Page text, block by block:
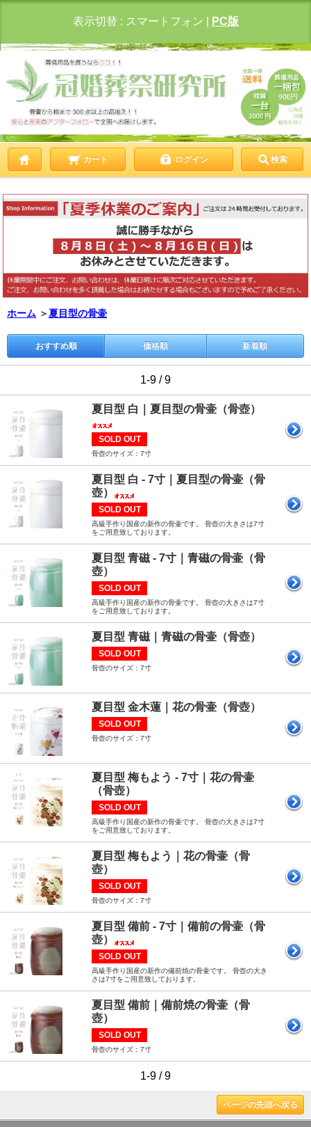
表示切替 : スマートフォン PC版
カート ログイン 検索
ホーム ＞夏目型の骨壷
おすすめ順 価格順 新着順
1-9 / 9
夏目型 白｜夏目型の骨壷（骨壺）
SOLD OUT
骨壺のサイズ：7寸
夏目型 白 - 7寸｜夏目型の骨壷（骨
壺）
SOLD OUT
高級手作り国産の新作の骨壷です。 骨壺の大きさは7寸
をご用意致しております。
夏目型 青磁 - 7寸｜青磁の骨壷（骨
壺）
SOLD OUT
高級手作り国産の新作の骨壷です。 骨壺の大きさは7寸
をご用意致しております。
夏目型 青磁｜青磁の骨壷（骨壺）
SOLD OUT
骨壺のサイズ：7寸
夏目型 金木蓮｜花の骨壷（骨壺）
SOLD OUT
骨壺のサイズ：7寸
夏目型 梅もよう - 7寸｜花の骨壷
（骨壺）
SOLD OUT
高級手作り国産の新作の骨壷です。 骨壺の大きさは7寸
をご用意致しております。
夏目型 梅もよう｜花の骨壷（骨
壺）
SOLD OUT
骨壺のサイズ：7寸
夏目型 備前 - 7寸｜備前の骨壷（骨
壺）
SOLD OUT
高級手作り国産の新作の備前焼の骨壷です。 骨壺の大き
さは7寸をご用意致しております。
夏目型 備前｜備前焼の骨壷（骨
壺）
SOLD OUT
骨壺のサイズ：7寸
1-9 / 9
ページの先頭へ戻る